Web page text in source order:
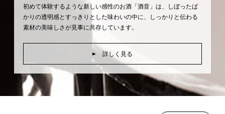
初めて体験するような新しい感性のお酒「酒音」は、しぼったば
かりの透明感とすっきりとした味わいの中に、しっかりと伝わる
素材の美味しさが見事に共存しています。
詳しく見る